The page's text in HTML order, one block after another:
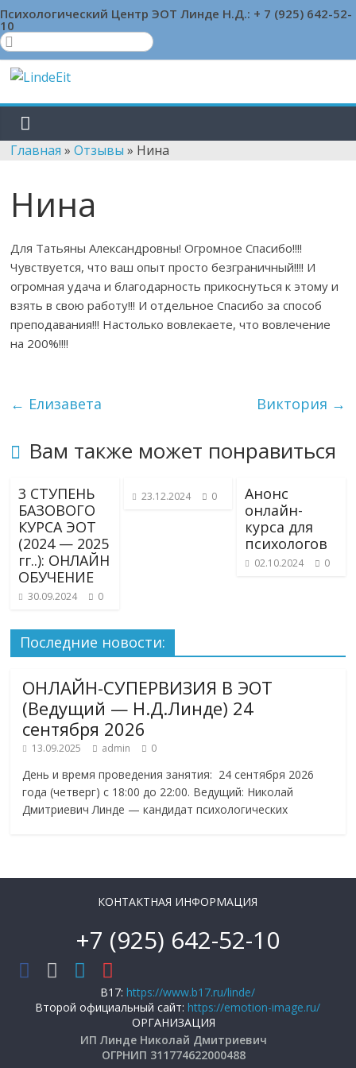
Skip
to
content
Психологический Центр ЭОТ Линде Н.Д.: + 7 (925) 642-52-
10
LindeEit
LindeEit
Главная »Отзывы » Нина
Нина
Для Татьяны Александровны! Огромное Спасибо!!!!
Чувствуется, что ваш опыт просто безграничный!!!! И
огромная удача и благодарность прикоснуться к этому и
взять в свою работу!!! И отдельное Спасибо за способ
преподавания!!! Настолько вовлекаете, что вовлечение
на 200%!!!!
← Елизавета Виктория →
Вам также может понравиться
3 СТУПЕНЬ
БАЗОВОГО
КУРСА ЭОТ
(2024 — 2025
гг..): ОНЛАЙН
ОБУЧЕНИЕ
30.09.2024 0
23.12.2024 0
Анонс
онлайн-
курса для
психологов
02.10.2024 0
Последние новости:
ОНЛАЙН-СУПЕРВИЗИЯ В ЭОТ
(Ведущий — Н.Д.Линде) 24
сентября 2026
13.09.2025 admin 0
День и время проведения занятия: 24 сентября 2026
года (четверг) с 18:00 до 22:00. Ведущий: Николай
Дмитриевич Линде — кандидат психологических
КОНТАКТНАЯ ИНФОРМАЦИЯ
+7 (925) 642-52-10
B17:https://www.b17.ru/linde/
Второй официальный сайт:https://emotion-image.ru/
ОРГАНИЗАЦИЯ
ИП Линде Николай Дмитриевич
ОГРНИП 311774622000488